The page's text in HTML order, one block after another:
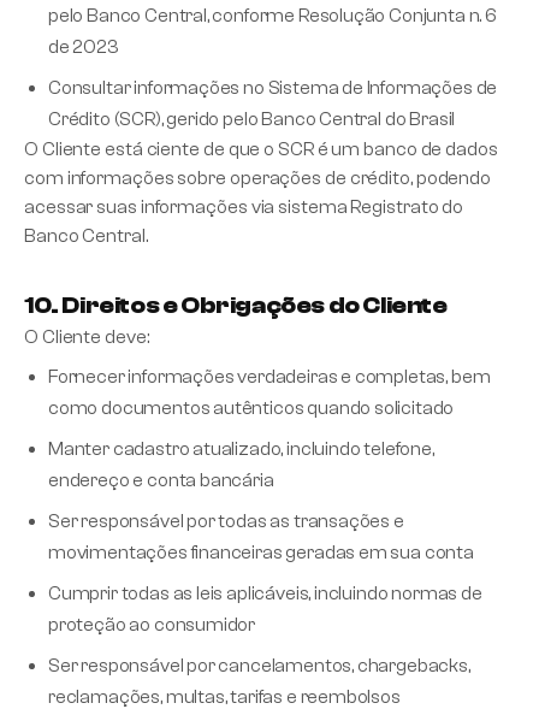
pelo Banco Central, conforme Resolução Conjunta n. 6
de 2023
Consultar informações no Sistema de Informações de
Crédito (SCR), gerido pelo Banco Central do Brasil
O Cliente está ciente de que o SCR é um banco de dados
com informações sobre operações de crédito, podendo
acessar suas informações via sistema Registrato do
Banco Central.
10. Direitos e Obrigações do Cliente
O Cliente deve:
Fornecer informações verdadeiras e completas, bem
como documentos autênticos quando solicitado
Manter cadastro atualizado, incluindo telefone,
endereço e conta bancária
Ser responsável por todas as transações e
movimentações financeiras geradas em sua conta
Cumprir todas as leis aplicáveis, incluindo normas de
proteção ao consumidor
Ser responsável por cancelamentos, chargebacks,
reclamações, multas, tarifas e reembolsos